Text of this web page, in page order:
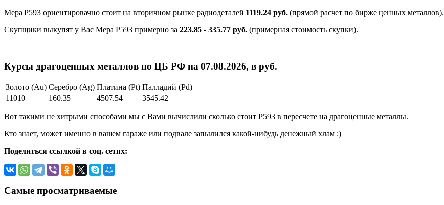
Мера Р593 ориентировачно стоит на вторичном рынке радиодеталей 1119.24 руб. (прямой расчет по бирже ценных металлов).
Скупщики выкупят у Вас Мера Р593 примерно за 223.85 - 335.77 руб. (примерная стоимость скупки).
Курсы драгоценных металлов по ЦБ РФ на 07.08.2026, в руб.
Золото (Au) Серебро (Ag) Платина (Pt) Палладий (Pd)
11010
160.35 4507.54 3545.42
Вот такими не хитрыми способами мы с Вами вычислили сколько стоит Р593 в пересчете на драгоценные металлы.
Кто знает, может именно в вашем гараже или подвале запылился какой-нибудь денежный хлам :)
Поделиться ссылкой в соц. сетях:
Самые просматриваемые